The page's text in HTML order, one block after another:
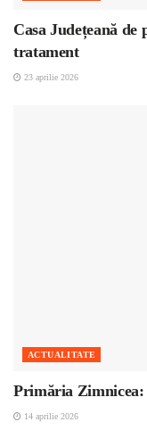
Casa Județeană
tratament
23 aprilie 2026
ACTUALITATE
Primăria Zimnicea:
14 aprilie 2026